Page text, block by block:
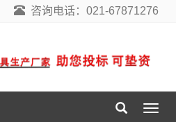
咨询电话：021-67871276
导